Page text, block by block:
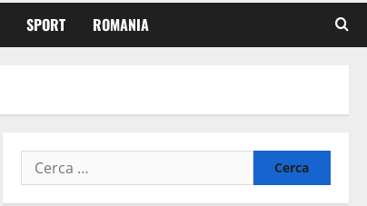
SPORT ROMANIA
Ricerca
per: